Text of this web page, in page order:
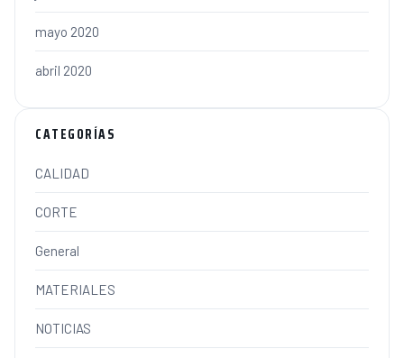
mayo 2020
abril 2020
CATEGORÍAS
CALIDAD
CORTE
General
MATERIALES
NOTICIAS